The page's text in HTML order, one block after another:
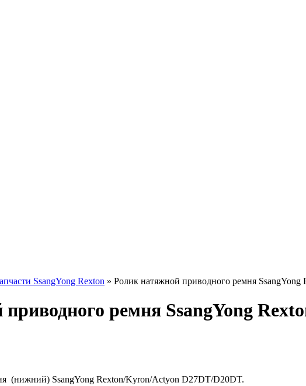
SsangYong Rexton » Ролик натяжной приводного ремня
ремня SsangYong
Previous
(нижний) SsangYong Rexton/Kyron/Actyon D27DT/D20DT.